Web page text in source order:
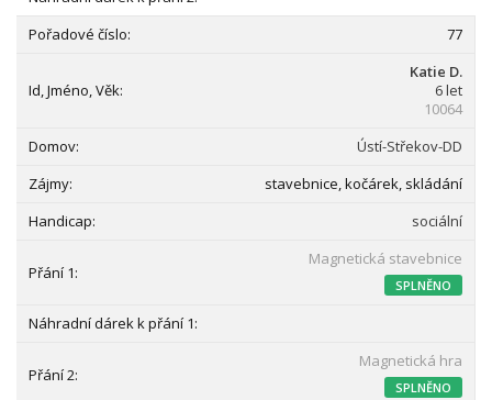
77
Katie D.
6 let
10064
Ústí-Střekov-DD
stavebnice, kočárek, skládání
sociální
Magnetická stavebnice
SPLNĚNO
Magnetická hra
SPLNĚNO